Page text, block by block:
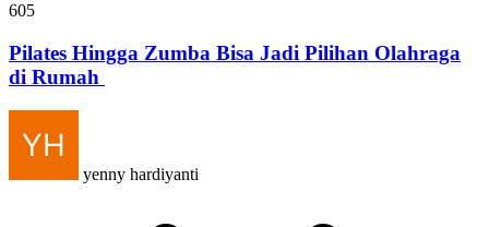
605
Pilates Hingga Zumba Bisa Jadi Pilihan Olahraga
di Rumah
yenny hardiyanti